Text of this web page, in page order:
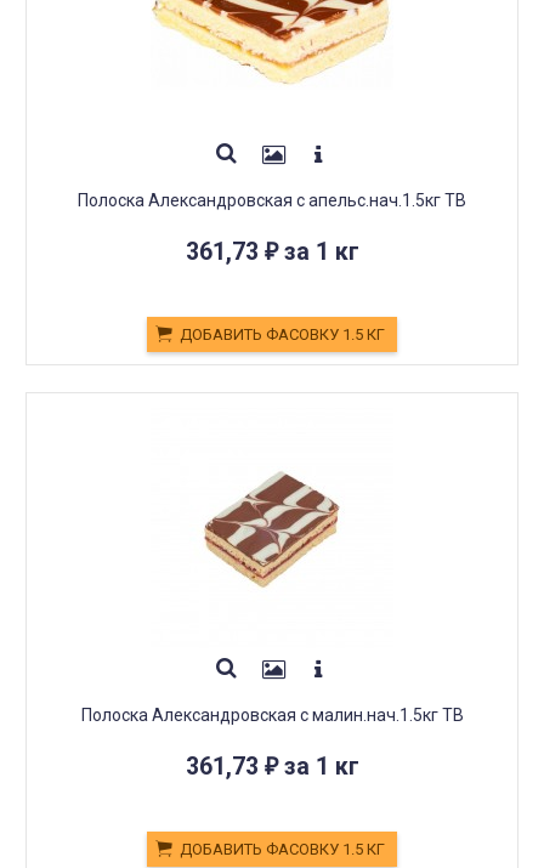
Полоска Александровская с апельс.нач.1.5кг ТВ
361,73 ₽за 1 кг
ДОБАВИТЬ ФАСОВКУ 1.5 КГ
Полоска Александровская с малин.нач.1.5кг ТВ
361,73 ₽за 1 кг
ДОБАВИТЬ ФАСОВКУ 1.5 КГ